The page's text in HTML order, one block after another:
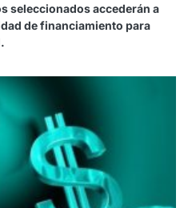
seleccionados accederán a
de financiamiento para